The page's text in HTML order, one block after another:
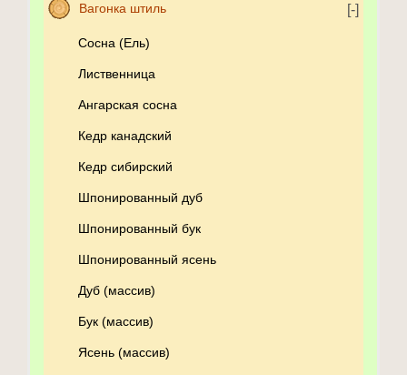
Вагонка штиль
Сосна (Ель)
Лиственница
Ангарская сосна
Кедр канадский
Кедр сибирский
Шпонированный дуб
Шпонированный бук
Шпонированный ясень
Дуб (массив)
Бук (массив)
Ясень (массив)